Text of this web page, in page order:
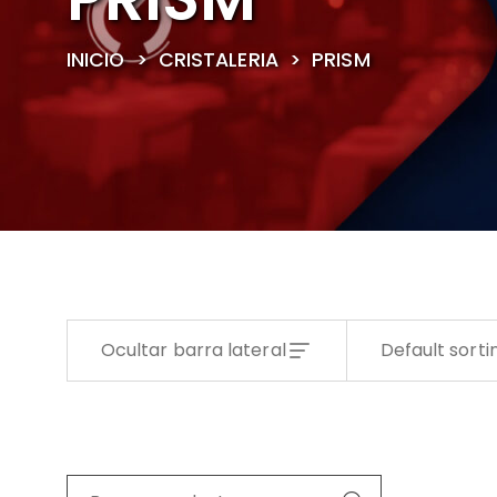
INICIO>CRISTALERIA> PRISM
Ocultar barra lateral Default